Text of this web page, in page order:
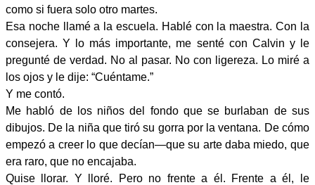
como si fuera solo otro martes.
Esa noche llamé a la escuela. Hablé con la maestra. Con la
consejera. Y lo más importante, me senté con Calvin y le
pregunté de verdad. No al pasar. No con ligereza. Lo miré a
los ojos y le dije: “Cuéntame.”
Y me contó.
Me habló de los niños del fondo que se burlaban de sus
dibujos. De la niña que tiró su gorra por la ventana. De cómo
empezó a creer lo que decían—que su arte daba miedo, que
era raro, que no encajaba.
Quise llorar. Y lloré. Pero no frente a él. Frente a él, le